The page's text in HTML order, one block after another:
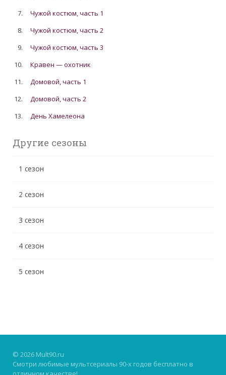
7.
Чужой костюм, часть 1
8.
Чужой костюм, часть 2
9.
Чужой костюм, часть 3
10.
Кравен — охотник
11.
Домовой, часть 1
12.
Домовой, часть 2
13.
День Хамелеона
Другие сезоны
1 сезон
2 сезон
3 сезон
4 сезон
5 сезон
© 2026 Mult90.ru
Смотри любимые мультсериалы 90-х годов бесплатно в